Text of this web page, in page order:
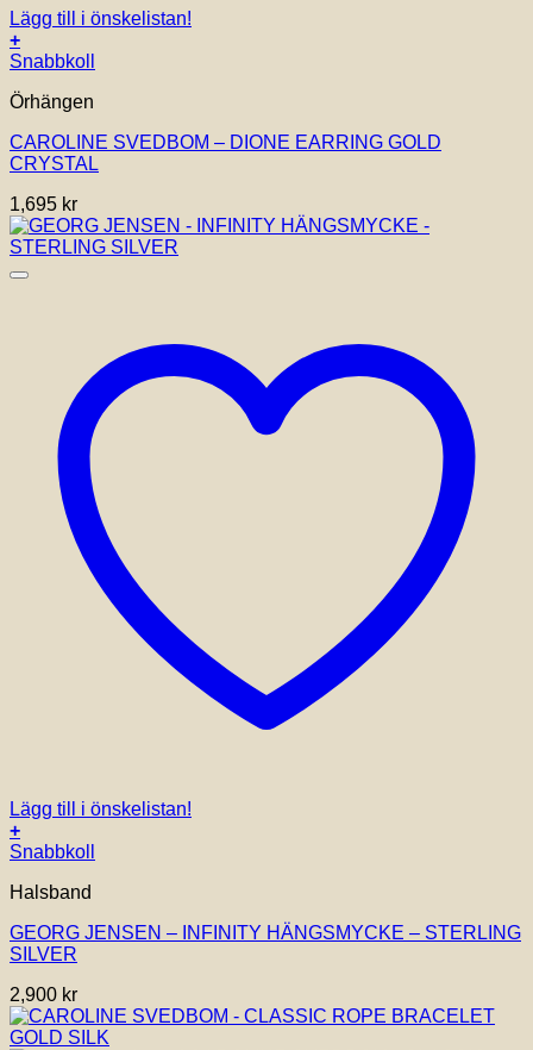
Lägg till i önskelistan!
+
Snabbkoll
Örhängen
CAROLINE SVEDBOM – DIONE EARRING GOLD
CRYSTAL
1,695 kr
Lägg till i önskelistan!
+
Snabbkoll
Halsband
GEORG JENSEN – INFINITY HÄNGSMYCKE – STERLING
SILVER
2,900 kr